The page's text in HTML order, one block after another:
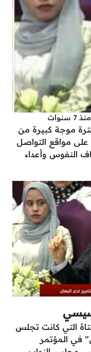
منذ 7 سنوات
موجة كبيرة من
على مواقع التواصل
النفوس وأعداء
التي كانت تجلس
في المؤتمر